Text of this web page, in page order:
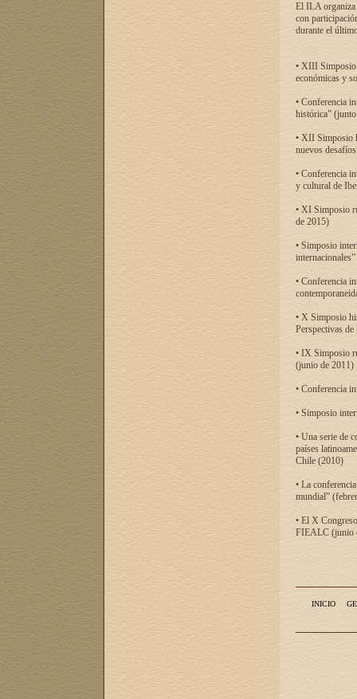
El ILA organiza
con
durante el
• XIII Simposio
económicas y
• Conferencia
histórica”
• XII Simposio
nuevos
• Conferencia
y cultural de
• XI Simposio
de 2015)
• Simposio
• Conferencia
• X Simposio
Perspectivas
• IX Simposio
(junio de 2011)
• Conferencia
• Simposio
• Una serie de
países
Chile (2010)
• La
mundial”
• El X
FIEALC (junio
INICIO